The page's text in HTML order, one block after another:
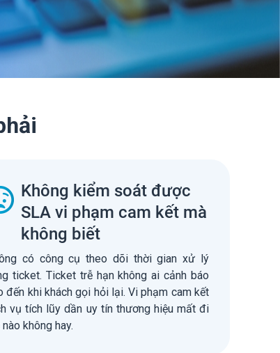
Không kiểm soát được
SLA vi phạm cam kết mà
không biết
có công cụ theo dõi thời gian xử lý
ticket. Ticket trễ hạn không ai cảnh báo
đến khi khách gọi hỏi lại. Vi phạm cam kết
vụ tích lũy dần uy tín thương hiệu mất đi
nào không hay.